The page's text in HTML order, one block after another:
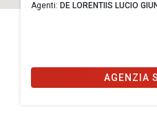
Agenti: DE LORENTIIS LUCIO
AGENZIA